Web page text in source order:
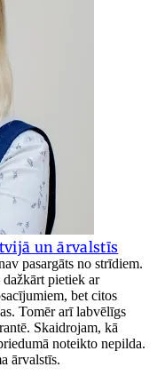
un ārvalstīs
pasargāts no strīdiem.
pietiek ar
bet citos
Tomēr arī labvēlīgs
Skaidrojam, kā
noteikto nepilda.
ārvalstīs.